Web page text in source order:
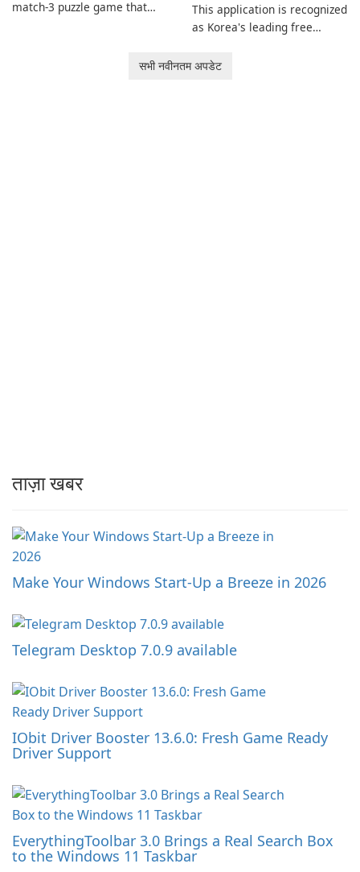
match-3 puzzle game that
Ollie, on an adventurous
This application is recognized
as Korea's leading free
baby tracking, offering
सभी नवीनतम अपडेट
ताज़ा खबर
Make Your Windows Start-Up a Breeze in 2026
Telegram Desktop 7.0.9 available
IObit Driver Booster 13.6.0: Fresh Game Ready
Driver Support
EverythingToolbar 3.0 Brings a Real Search Box
to the Windows 11 Taskbar